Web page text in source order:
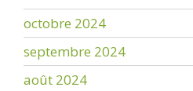
octobre 2024
septembre 2024
août 2024